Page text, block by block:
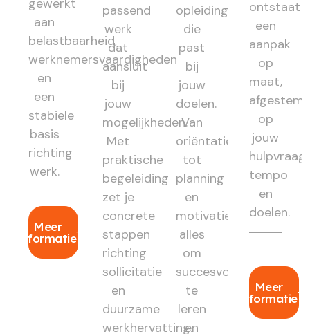
gewerkt
aan
belastbaarheid,
werknemersvaardigheden
en
een
stabiele
basis
richting
werk.
Meer
informatie
passend
werk
dat
aansluit
bij
jouw
mogelijkheden.
Met
praktische
begeleiding
zet je
concrete
stappen
richting
sollicitatie
en
duurzame
werkhervatting.
opleiding
die
past
bij
jouw
doelen.
Van
oriëntatie
tot
planning
en
motivatie:
alles
om
succesvol
te
leren
en
ontstaat
een
aanpak
op
maat,
op
jouw
hulpvraag,
tempo
en
doelen.
Meer
informatie